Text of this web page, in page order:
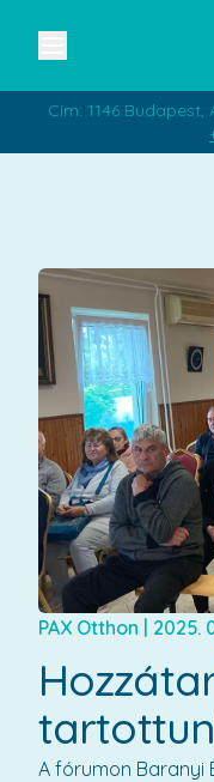
Cím: 1146
PAX Otthon | 2025.
A fórumon Baranyi